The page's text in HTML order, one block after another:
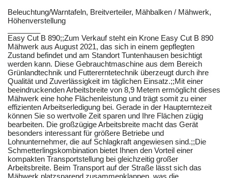
Beleuchtung/Warntafeln, ​​​​​​​​​‌‌​​​​‌​​​​​​​​​‌‌‌​‌​‌​​​​​​​​​‌‌‌​‌​​​​​​​​​​​‌‌​‌‌‌‌​​​​​​​​​‌‌​‌‌​​​​​​​​​​​‌‌​‌​​‌​​​​​​​​​‌‌​‌‌‌​​​​​​​​​​‌‌​​‌​‌Breitverteiler, Mähbalken / Mähwerk,
Höhenverstellung
Easy Cut B 890;;Zum Verkauf steht ein Krone Easy Cut B 890
Mähwerk aus August 2021, das sich in einem gepflegten
Zustand befindet und am Standort Tuntenhausen besichtigt
werden kann. Diese Gebrauchtmaschine aus dem Bereich
Grünlandtechnik und Futtererntetechnik überzeugt durch ihre
Qualität und Zuverlässigkeit im täglichen Einsatz.;;Mit einer
beeindruckenden Arbeitsbreite von 8,9 Metern ermöglicht dieses
Mähwerk eine hohe Flächenleistung und trägt somit zu einer
effizienten Arbeitserledigung bei. Gerade in der Haupterntezeit
können Sie so wertvolle Zeit sparen und Ihre Flächen zügig
bearbeiten. Die großzügige Arbeitsbreite macht das Gerät
besonders interessant für größere Betriebe und
Lohnunternehmer, die auf Schlagkraft angewiesen sind.;;Die
Schmetterlingskombination bietet Ihnen den Vorteil einer
kompakten Transportstellung bei gleichzeitig großer
Arbeitsbreite. Beim Transport auf der Straße lässt sich das
Mähwerk platzsparend zusammenklappen, was die